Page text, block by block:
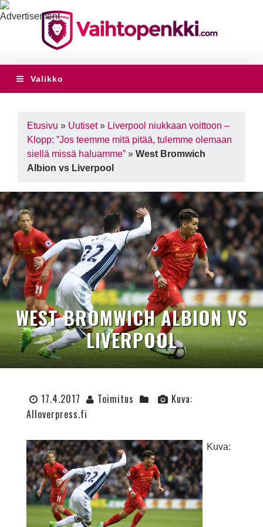
Valikko
Etusivu » Uutiset» Liverpool niukkaan voittoon –
Klopp: ”Jos teemme mitä pitää, tulemme olemaan
siellä missä haluamme” » West Bromwich
Albion vs Liverpool
WEST BROMWICH ALBION VS
LIVERPOOL
17.4.2017 Toimitus
Kuva:
Alloverpress.fi
Kuva: